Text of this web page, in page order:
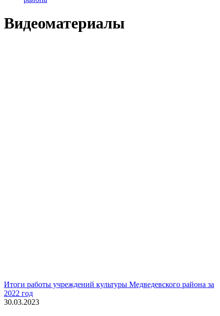
Видеоматериалы
Итоги работы учреждений культуры Медведевского района за
2022 год
30.03.2023